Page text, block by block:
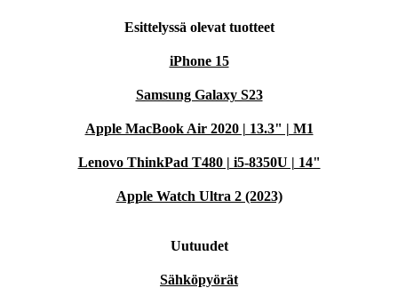
Esittelyssä olevat tuotteet
iPhone 15
Samsung Galaxy S23
Apple MacBook Air 2020 | 13.3" | M1
Lenovo ThinkPad T480 | i5-8350U | 14"
Apple Watch Ultra 2 (2023)
Uutuudet
Sähköpyörät